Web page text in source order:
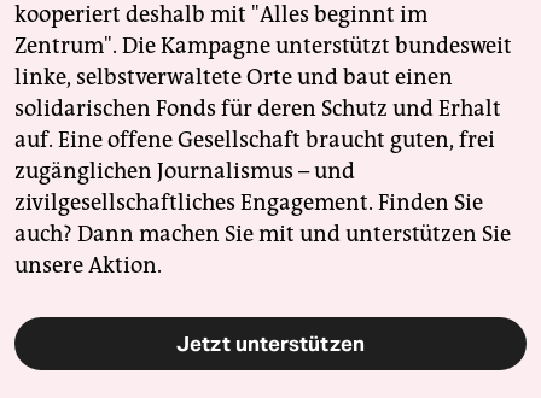
kooperiert deshalb mit "Alles beginnt im
Zentrum". Die Kampagne unterstützt bundesweit
linke, selbstverwaltete Orte und baut einen
solidarischen Fonds für deren Schutz und Erhalt
auf. Eine offene Gesellschaft braucht guten, frei
zugänglichen Journalismus – und
zivilgesellschaftliches Engagement. Finden Sie
auch? Dann machen Sie mit und unterstützen Sie
unsere Aktion.
Jetzt unterstützen